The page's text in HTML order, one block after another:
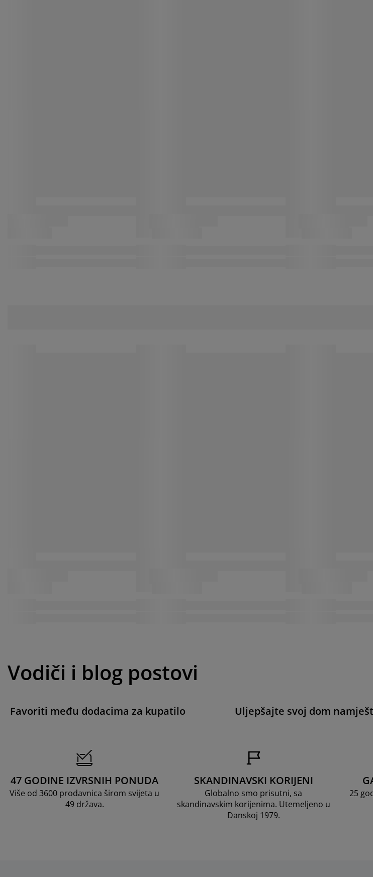
Vodiči i blog postovi
Favoriti među dodacima za kupatilo Uljepšajte svoj dom
47 GODINE IZVRSNIH PONUDA
Više od 3600 prodavnica širom svijeta u
49 država.
SKANDINAVSKI KORIJENI
Globalno smo prisutni, sa
skandinavskim korijenima. Utemeljeno u
Danskoj 1979.
25